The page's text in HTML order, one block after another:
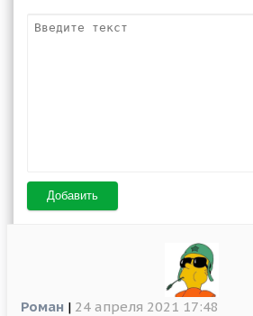
Добавить
Роман | 24 апреля 2021 17:48